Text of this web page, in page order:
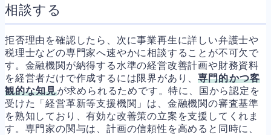
相談する
拒否理由を確認したら、次に事業再生に詳しい弁護士や
税理士などの専門家へ速やかに相談することが不可欠で
す。金融機関が納得する水準の経営改善計画や財務資料
を経営者だけで作成するには限界があり、専門的かつ客
観的な知見が求められるためです。特に、国から認定を
受けた「経営革新等支援機関」は、金融機関の審査基準
を熟知しており、有効な改善策の立案を支援してくれま
す。専門家の関与は、計画の信頼性を高めると同時に、